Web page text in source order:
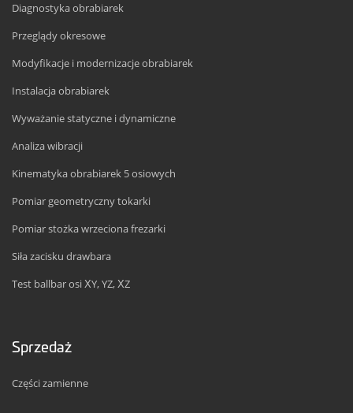
Diagnostyka obrabiarek
Przeglądy okresowe
Modyfikacje i modernizacje obrabiarek
Instalacja obrabiarek
Wyważanie statyczne i dynamiczne
Analiza wibracji
Kinematyka obrabiarek 5 osiowych
Pomiar geometryczny tokarki
Pomiar stożka wrzeciona frezarki
Siła zacisku drawbara
Test ballbar osi XY, YZ, XZ
Sprzedaż
Części zamienne